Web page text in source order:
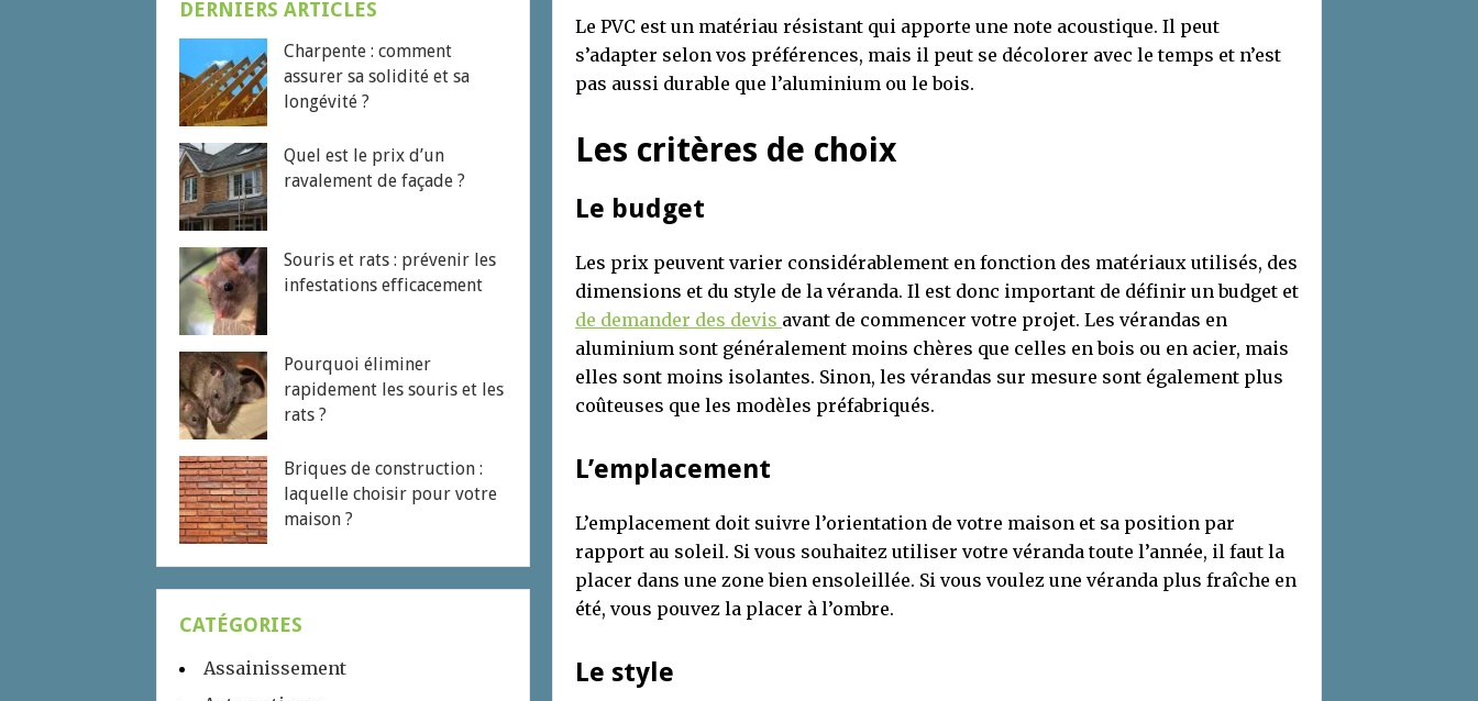
Le PVC est un matériau résistant qui apporte une note acoustique. Il peut
s’adapter selon vos préférences, mais il peut se décolorer avec le temps et n’est
pas aussi durable que l’aluminium ou le bois.
Les critères de choix
Le budget
Les prix peuvent varier considérablement en fonction des matériaux utilisés, des
dimensions et du style de la véranda. Il est donc important de définir un budget et
de demander des devis avant de commencer votre projet. Les vérandas en
aluminium sont généralement moins chères que celles en bois ou en acier, mais
elles sont moins isolantes. Sinon, les vérandas sur mesure sont également plus
coûteuses que les modèles préfabriqués.
L’emplacement
L’emplacement doit suivre l’orientation de votre maison et sa position par
rapport au soleil. Si vous souhaitez utiliser votre véranda toute l’année, il faut la
placer dans une zone bien ensoleillée. Si vous voulez une véranda plus fraîche en
été, vous pouvez la placer à l’ombre.
Le style
DERNIERS ARTICLES
Charpente : comment
assurer sa solidité et sa
longévité ?
Quel est le prix d’un
ravalement de façade ?
Souris et rats : prévenir les
infestations efficacement
Pourquoi éliminer
rapidement les souris et les
rats ?
Briques de construction :
laquelle choisir pour votre
maison ?
CATÉGORIES
Assainissement